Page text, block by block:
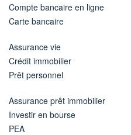
Compte bancaire en ligne
Carte bancaire
Assurance vie
Crédit immobilier
Prêt personnel
Assurance prêt immobilier
Investir en bourse
PEA